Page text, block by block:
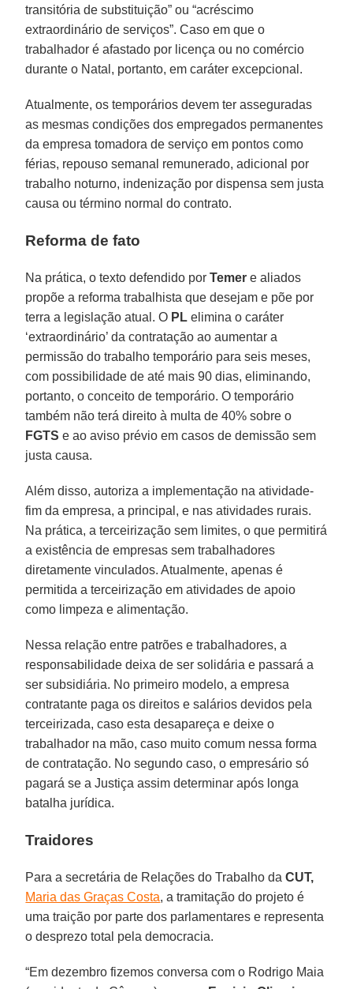
transitória de substituição” ou “acréscimo
extraordinário de serviços”. Caso em que o
trabalhador é afastado por licença ou no comércio
durante o Natal, portanto, em caráter excepcional.
Atualmente, os temporários devem ter asseguradas
as mesmas condições dos empregados permanentes
da empresa tomadora de serviço em pontos como
férias, repouso semanal remunerado, adicional por
trabalho noturno, indenização por dispensa sem justa
causa ou término normal do contrato.
Reforma de fato
Na prática, o texto defendido porTemer e aliados
propõe a reforma trabalhista que desejam e põe por
terra a legislação atual. O PL elimina o caráter
‘extraordinário’ da contratação ao aumentar a
permissão do trabalho temporário para seis meses,
com possibilidade de até mais 90 dias, eliminando,
portanto, o conceito de temporário. O temporário
também não terá direito à multa de 40% sobre o
FGTS e ao aviso prévio em casos de demissão sem
justa causa.
Além disso, autoriza a implementação na atividade-
fim da empresa, a principal, e nas atividades rurais.
Na prática, a terceirização sem limites, o que permitirá
a existência de empresas sem trabalhadores
diretamente vinculados. Atualmente, apenas é
permitida a terceirização em atividades de apoio
como limpeza e alimentação.
Nessa relação entre patrões e trabalhadores, a
responsabilidade deixa de ser solidária e passará a
ser subsidiária. No primeiro modelo, a empresa
contratante paga os direitos e salários devidos pela
terceirizada, caso esta desapareça e deixe o
trabalhador na mão, caso muito comum nessa forma
de contratação. No segundo caso, o empresário só
pagará se a Justiça assim determinar após longa
batalha jurídica.
Traidores
Para a secretária de Relações do Trabalho daCUT,
Maria das Graças Costa, a tramitação do projeto é
uma traição por parte dos parlamentares e representa
o desprezo total pela democracia.
“Em dezembro fizemos conversa com o Rodrigo Maia